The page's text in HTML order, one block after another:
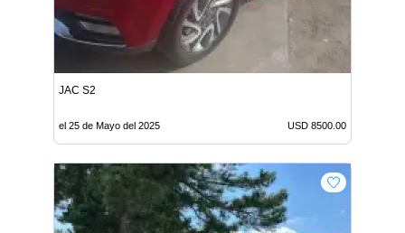
JAC S2
el 25 de Mayo del 2025 USD 8500.00